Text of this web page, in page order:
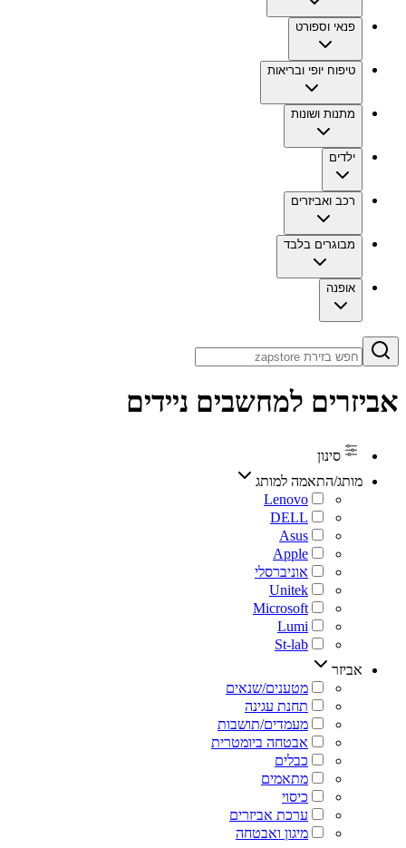
פנאי וספורט
טיפוח יופי ובריאות
מתנות ושונות
ילדים
רכב ואביזרים
מבוגרים בלבד
אופנה
אביזרים למחשבים ניידים
סינון
מותג/התאמה למותג
‏אוניברסלי
אביזר
‏מטענים/שנאים
‏תחנת עגינה
‏מעמדים/תושבות
‏אבטחה ביומטרית
‏כבלים
‏מתאמים
‏כיסוי
‏ערכת אביזרים
‏מיגון ואבטחה